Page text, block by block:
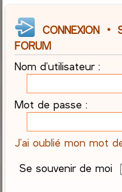
CONNEXION •
FORUM
Nom d’utilisateur :
Mot de passe :
J’ai oublié mon mot
Se souvenir de moi